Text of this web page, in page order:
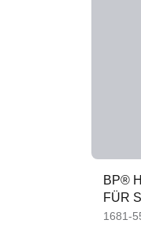
BP®
FÜR
1681-